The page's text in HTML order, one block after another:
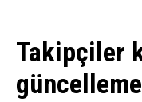
Takipçiler